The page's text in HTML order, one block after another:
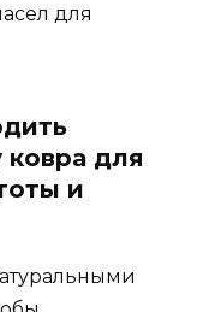
для
ковра для
и